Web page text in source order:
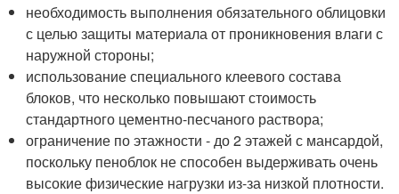
необходимость выполнения обязательного облицовки
с целью защиты материала от проникновения влаги с
наружной стороны;
использование специального клеевого состава
блоков, что несколько повышают стоимость
стандартного цементно-песчаного раствора;
ограничение по этажности - до 2 этажей с мансардой,
поскольку пеноблок не способен выдерживать очень
высокие физические нагрузки из-за низкой плотности.